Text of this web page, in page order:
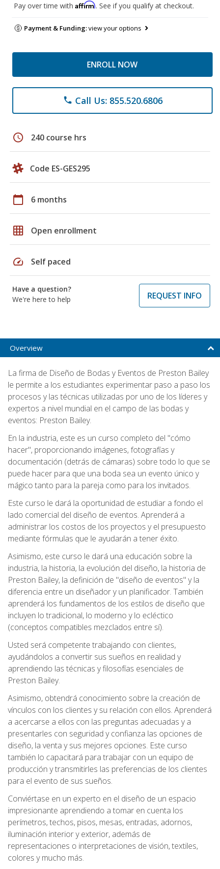
Pay over time with Affirm. See if you qualify at checkout.
Payment & Funding:view your options
ENROLL NOW
phone Call Us: 855.520.6806
schedule 240 course hrs
Code ES-GES295
calendar_today 6 months
grid_on Open enrollment
speed Self paced
Have a question?
We're here to help
REQUEST INFO
Overview
La firma de Diseño de Bodas y Eventos de Preston Bailey
le permite a los estudiantes experimentar paso a paso los
procesos y las técnicas utilizadas por uno de los líderes y
expertos a nivel mundial en el campo de las bodas y
eventos: Preston Bailey.
En la industria, este es un curso completo del "cómo
hacer", proporcionando imágenes, fotografías y
documentación (detrás de cámaras) sobre todo lo que se
puede hacer para que una boda sea un evento único y
mágico tanto para la pareja como para los invitados.
Este curso le dará la oportunidad de estudiar a fondo el
lado comercial del diseño de eventos. Aprenderá a
administrar los costos de los proyectos y el presupuesto
mediante fórmulas que le ayudarán a tener éxito.
Asimismo, este curso le dará una educación sobre la
industria, la historia, la evolución del diseño, la historia de
Preston Bailey, la definición de "diseño de eventos" y la
diferencia entre un diseñador y un planificador. También
aprenderá los fundamentos de los estilos de diseño que
incluyen lo tradicional, lo moderno y lo ecléctico
(conceptos compatibles mezclados entre sí).
Usted será competente trabajando con clientes,
ayudándolos a convertir sus sueños en realidad y
aprendiendo las técnicas y filosofías esenciales de
Preston Bailey.
Asimismo, obtendrá conocimiento sobre la creación de
vínculos con los clientes y su relación con ellos. Aprenderá
a acercarse a ellos con las preguntas adecuadas y a
presentarles con seguridad y confianza las opciones de
diseño, la venta y sus mejores opciones. Este curso
también lo capacitará para trabajar con un equipo de
producción y transmitirles las preferencias de los clientes
para el evento de sus sueños.
Conviértase en un experto en el diseño de un espacio
impresionante aprendiendo a tomar en cuenta los
perímetros, techos, pisos, mesas, entradas, adornos,
iluminación interior y exterior, además de
representaciones o interpretaciones de visión, textiles,
colores y mucho más.